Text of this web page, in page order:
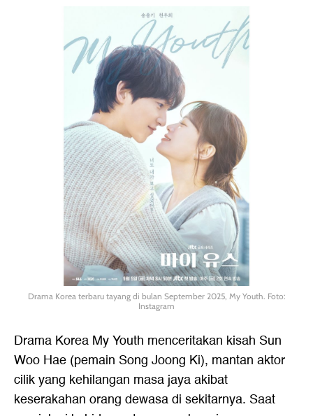
Drama Korea terbaru tayang di bulan September 2025, My Youth. Foto:
Instagram
Drama Korea My Youth menceritakan kisah Sun
Woo Hae (pemain Song Joong Ki), mantan aktor
cilik yang kehilangan masa jaya akibat
keserakahan orang dewasa di sekitarnya. Saat